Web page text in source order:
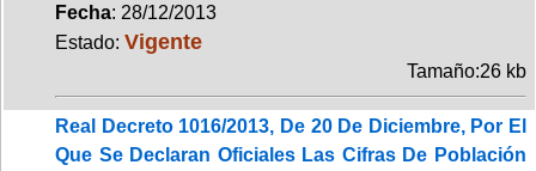
Fecha: 28/12/2013
Estado: Vigente
Tamaño:26 kb
Real Decreto 1016/2013, De 20 De Diciembre, Por El
Que Se Declaran Oficiales Las Cifras De Población